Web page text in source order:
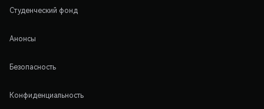
Студенческий фонд
Анонсы
Безопасность
Конфиденциальность